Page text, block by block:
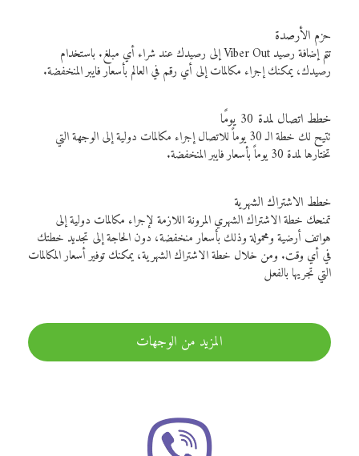
حزم الأرصدة
تتم إضافة رصيد Viber Out إلى رصيدك عند شراء أي مبلغ. باستخدام
رصيدك، يمكنك إجراء مكالمات إلى أي رقم في العالم بأسعار فايبر المنخفضة.
خطط اتصال لمدة 30 يومًا
تتيح لك خطة الـ 30 يوماً للاتصال إجراء مكالمات دولية إلى الوجهة التي
تختارها لمدة 30 يوماً بأسعار فايبر المنخفضة.
خطط الاشتراك الشهرية
تمنحك خطة الاشتراك الشهري المرونة اللازمة لإجراء مكالمات دولية إلى
هواتف أرضية ومحمولة وذلك بأسعار منخفضة، دون الحاجة إلى تجديد خطتك
في أي وقت. ومن خلال خطة الاشتراك الشهرية، يمكنك توفير أسعار المكالمات
التي تجريها بالفعل
المزيد من الوجهات